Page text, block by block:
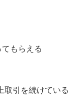
もらえる
取引を続けている